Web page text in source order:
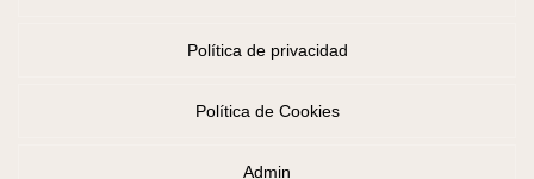
Política de privacidad
Política de Cookies
Admin